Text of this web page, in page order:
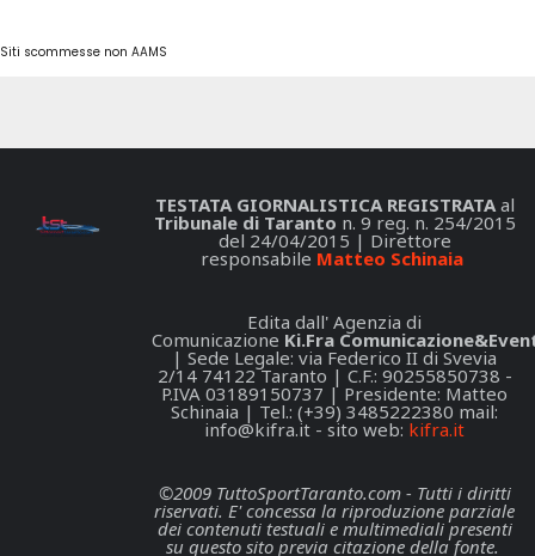
Siti scommesse non AAMS
TESTATA GIORNALISTICA REGISTRATAal
Tribunale di Taranto n. 9 reg. n. 254/2015
del 24/04/2015 | Direttore
responsabile Matteo Schinaia
Edita dall' Agenzia di
Comunicazione Ki.Fra
| Sede Legale: via Federico II di Svevia
2/14 74122 Taranto | C.F.: 90255850738 -
P.IVA 03189150737 | Presidente: Matteo
Schinaia | Tel.: (+39) 3485222380 mail:
info@kifra.it - sito web: kifra.it
©2009 TuttoSportTaranto.com - Tutti i diritti
riservati. E' concessa la riproduzione parziale
dei contenuti testuali e multimediali presenti
su questo sito previa citazione della fonte.